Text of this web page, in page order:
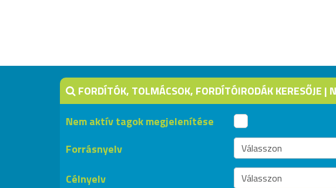
FORDÍTÓK, TOLMÁCSOK, FORDÍTÓIRODÁK KERESŐJE |
Nem aktív tagok megjelenítése
Forrásnyelv
Célnyelv